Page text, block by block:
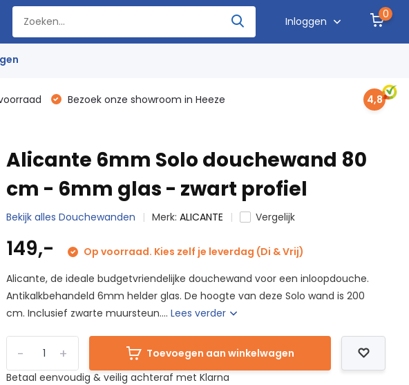
Inloggen
0
Bezoek onze showroom in Heeze 4,8
Alicante 6mm Solo douchewand 80
cm - 6mm glas - zwart profiel
Bekijk alles Douchewanden Merk:ALICANTE Vergelijk
149,-
Op voorraad. Kies zelf je leverdag (Di & Vrij)
Alicante, de ideale budgetvriendelijke douchewand voor een inloopdouche.
Antikalkbehandeld 6mm helder glas. De hoogte van deze Solo wand is 200
cm. Inclusief zwarte muursteun....Lees verder
+
-
Toevoegen aan winkelwagen
Betaal eenvoudig & veilig achteraf met Klarna